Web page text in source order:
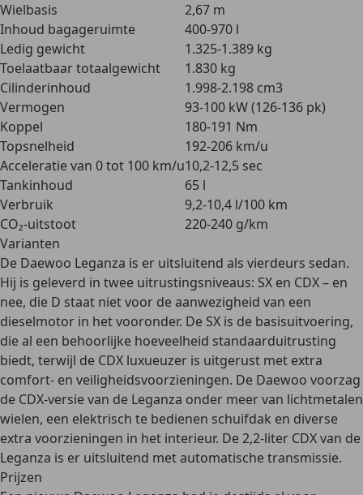
Wielbasis
2,67 m
Inhoud bagageruimte
400-970 l
Ledig gewicht
1.325-1.389 kg
Toelaatbaar totaalgewicht
1.830 kg
Cilinderinhoud
1.998-2.198 cm3
Vermogen
93-100 kW (126-136 pk)
Koppel
180-191 Nm
Topsnelheid
192-206 km/u
Acceleratie van 0 tot 100 km/u10,2-12,5 sec
Tankinhoud
65 l
Verbruik
9,2-10,4 l/100 km
CO₂-uitstoot
220-240 g/km
Varianten
De Daewoo Leganza is er uitsluitend als vierdeurs sedan.
Hij is geleverd in twee uitrustingsniveaus: SX en CDX– en
nee, die D staat niet voor de aanwezigheid van een
dieselmotor in het vooronder. De SX is de basisuitvoering,
die al een behoorlijke hoeveelheid standaarduitrusting
biedt, terwijl de CDX luxueuzer is uitgerust met extra
comfort- en veiligheidsvoorzieningen. De Daewoo voorzag
de CDX-versie van de Leganza onder meer van lichtmetalen
wielen, een elektrisch te bedienen schuifdak en diverse
extra voorzieningen in het interieur. De2,2-liter CDX van de
Leganza is er uitsluitend met automatische transmissie.
Prijzen